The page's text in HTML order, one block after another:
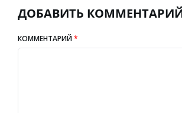
ДОБАВИТЬ
КОММЕНТАРИЙ*